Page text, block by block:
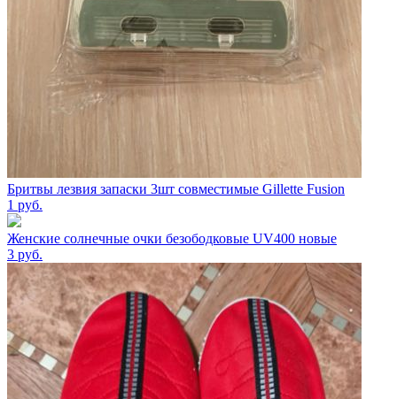
Бритвы лезвия запаски 3шт совместимые Gillette Fusion
1 руб.
Женские солнечные очки безободковые UV400 новые
3 руб.